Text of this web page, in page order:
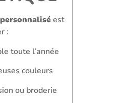
est
:
toute l’année
couleurs
ou broderie